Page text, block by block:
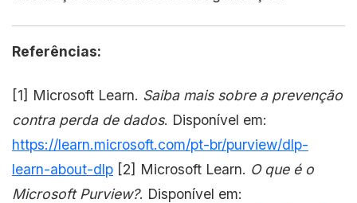
Referências:
[1] Microsoft Learn. Saiba mais sobre a prevenção
contra perda de dados. Disponível em:
https://learn.microsoft.com/pt-br/purview/dlp-
learn-about-dlp [2] Microsoft Learn. O que é o
Microsoft Purview?. Disponível em: